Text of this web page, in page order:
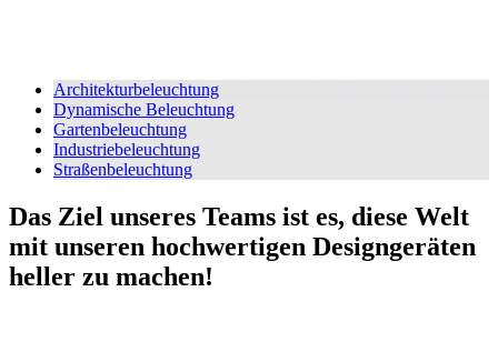
Architekturbeleuchtung
Dynamische Beleuchtung
Gartenbeleuchtung
Industriebeleuchtung
Straßenbeleuchtung
Das Ziel unseres Teams ist es, diese Welt
mit unseren hochwertigen Designgeräten
heller zu machen!